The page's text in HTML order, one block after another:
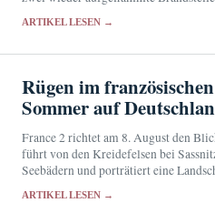
ARTIKEL LESEN →
Rügen im
Sommer auf
France 2 richtet am 8. August den
führt von den Kreidefelsen bei
Seebädern und porträtiert eine
ARTIKEL LESEN →